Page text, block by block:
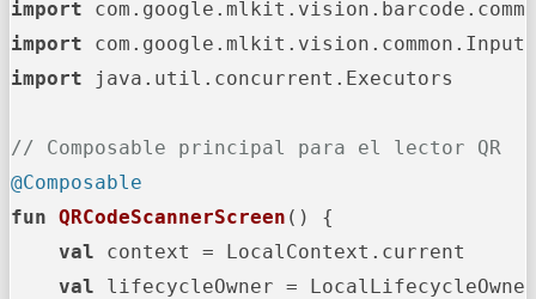
import
import
import java.util.concurrent.Executors
// Composable principal para el lector QR
@Composable
fun QRCodeScannerScreen ()
{
val context = LocalContext.current
val lifecycleOwner =